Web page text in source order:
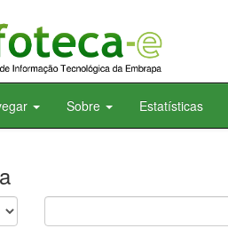
Sobre Estatísticas